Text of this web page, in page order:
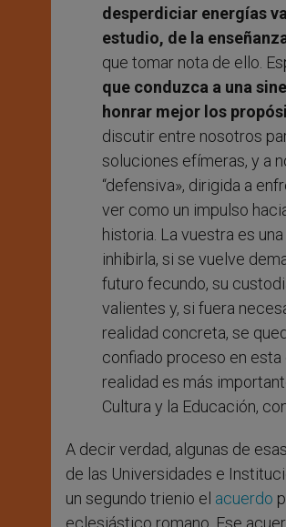
desperdiciar energías
estudio, de la
que tomar nota de ello.
que conduzca a una
honrar mejor los
discutir entre nosotros
soluciones efímeras, y a
“defensiva», dirigida a
ver como un impulso
historia. La vuestra es
inhibirla, si se vuelve
futuro fecundo, su
valientes y, si fuera
realidad concreta, se
confiado proceso en
realidad es más
Cultura y la Educación,
A decir verdad, algunas de
de las Universidades e
un segundo trienio el acuerdo
eclesiástico romano. Ese